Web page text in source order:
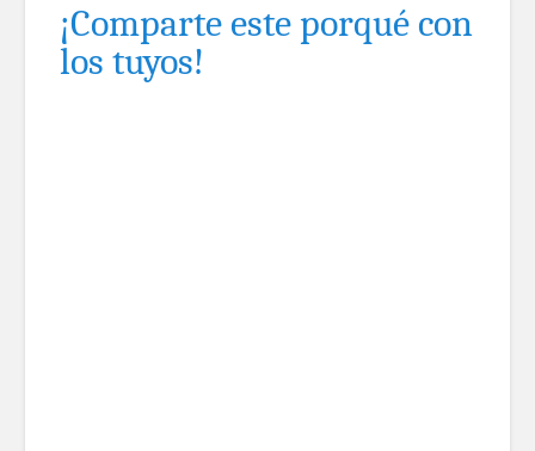
¡Comparte este porqué con
los tuyos!